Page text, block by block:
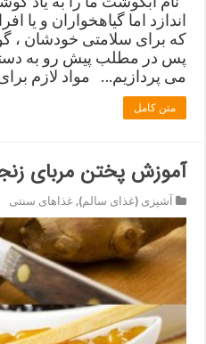
اندازد اما گیاهخواران و یا
که برای سلامتی خودشان ،
پس در مطلب پیش رو به
می پردازیم… مواد لازم
متن کامل
آموزش پختن مربای
آشپزی (غذای سالم),غذاهای سنتی